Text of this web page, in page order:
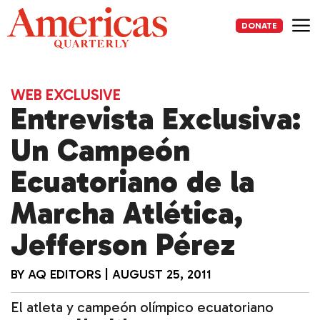
Skip
to
content
DONATE
WEB EXCLUSIVE
Entrevista Exclusiva:
Un Campeón
Ecuatoriano de la
Marcha Atlética,
Jefferson Pérez
BY AQ EDITORS AUGUST 25, 2011
El atleta y campeón olímpico ecuatoriano